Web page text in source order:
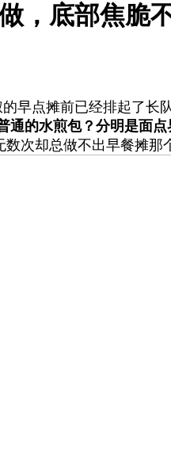
，底部焦脆
早点摊前已经排起了长
通的水煎包？分明是面
次却总做不出早餐摊那